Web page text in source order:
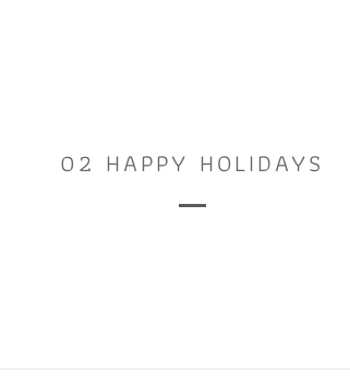
02 HAPPY HOLIDAYS